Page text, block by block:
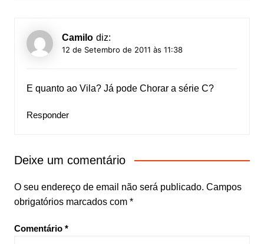
Camilo diz:
12 de Setembro de 2011 às 11:38
E quanto ao Vila? Já pode Chorar a série C?
Responder
Deixe um comentário
O seu endereço de email não será publicado. Campos
obrigatórios marcados com *
Comentário *